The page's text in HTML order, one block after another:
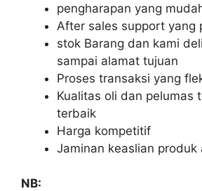
pengharapan yang
After sales support yang
stok Barang dan kami
sampai alamat tujuan
Proses transaksi yang
Kualitas oli dan pelumas
terbaik
Harga kompetitif
Jaminan keaslian produk
NB: